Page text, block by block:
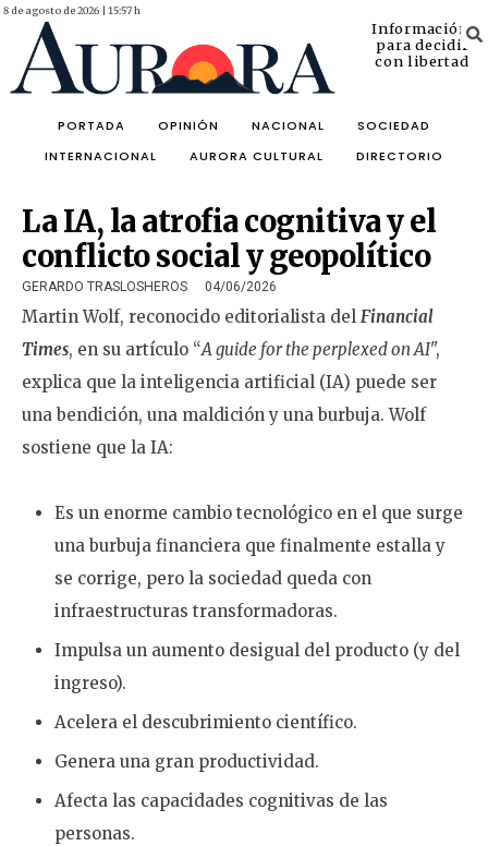
8 de agosto de 2026 | 15:57 h
Información
para decidir
con libertad
PORTADA OPINIÓN NACIONAL
SOCIEDAD
INTERNACIONAL
AURORA CULTURAL DIRECTORIO
La IA, la atrofia cognitiva y el
conflicto social y geopolítico
GERARDO TRASLOSHEROS 04/06/2026
Martin Wolf, reconocido editorialista del Financial
Times, en su artículo “A guide for the perplexed on AI",
explica que la inteligencia artificial (IA) puede ser
una bendición, una maldición y una burbuja. Wolf
sostiene que la IA:
Es un enorme cambio tecnológico en el que surge
una burbuja financiera que finalmente estalla y
se corrige, pero la sociedad queda con
infraestructuras transformadoras.
Impulsa un aumento desigual del producto (y del
ingreso).
Acelera el descubrimiento científico.
Genera una gran productividad.
Afecta las capacidades cognitivas de las
personas.